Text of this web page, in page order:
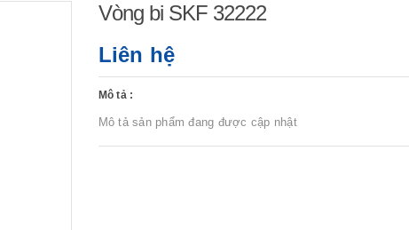
Vòng bi SKF 32222
Liên hệ
Mô tả :
Mô tả sản phẩm đang được cập nhật